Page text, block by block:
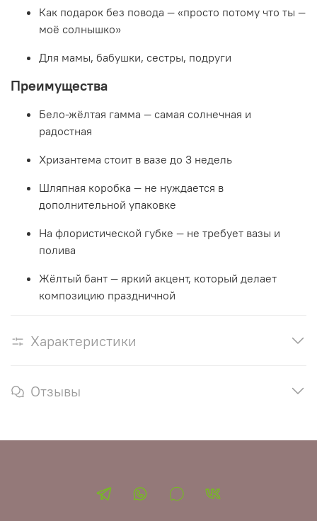
Как подарок без повода — «просто потому что ты —
моё солнышко»
Для мамы, бабушки, сестры, подруги
Преимущества
Бело-жёлтая гамма — самая солнечная и
радостная
Хризантема стоит в вазе до 3 недель
Шляпная коробка — не нуждается в
дополнительной упаковке
На флористической губке — не требует вазы и
полива
Жёлтый бант — яркий акцент, который делает
композицию праздничной
Характеристики
Отзывы